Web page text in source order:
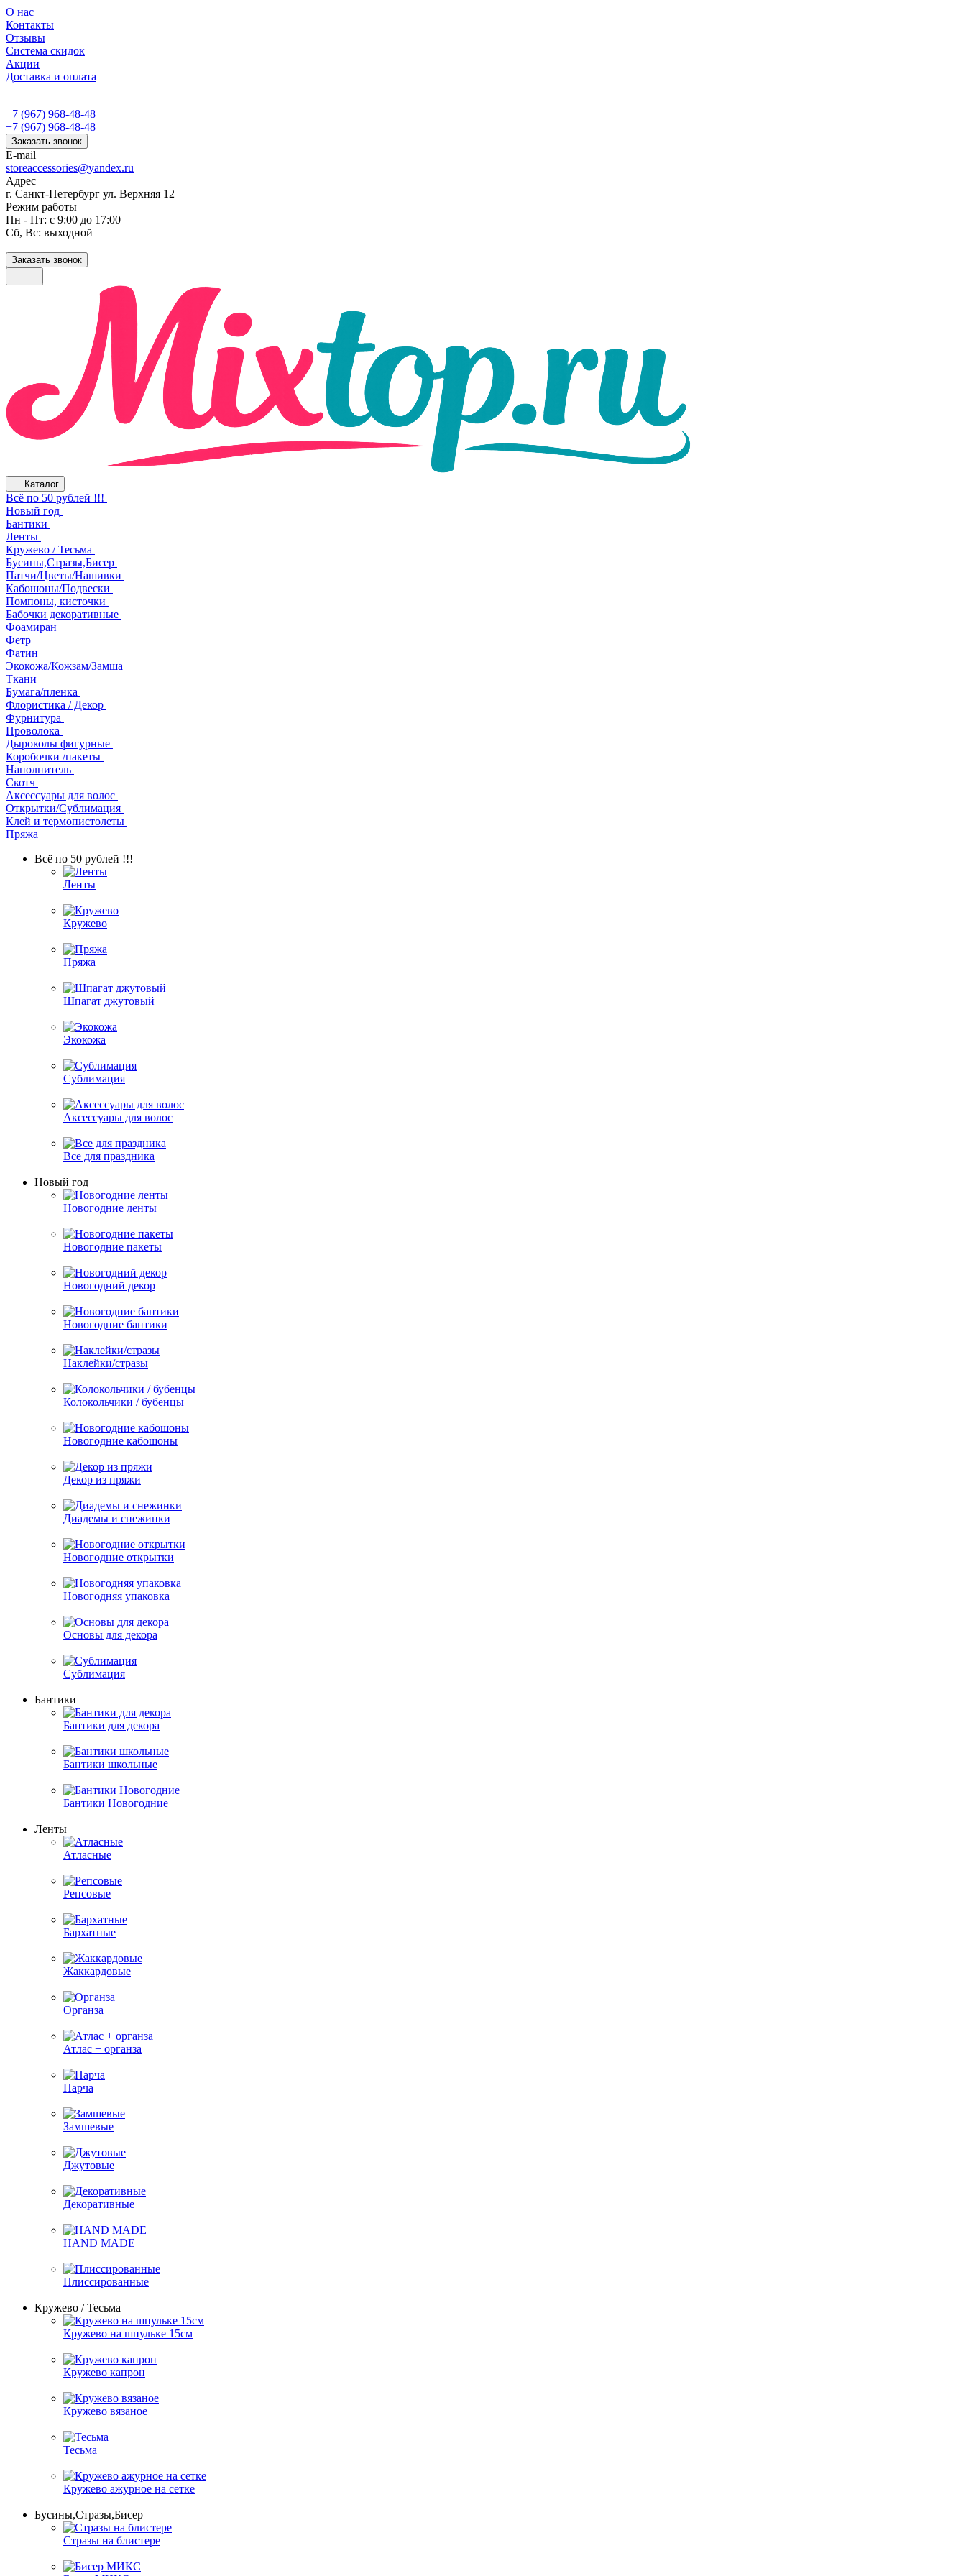
О нас
Контакты
Отзывы
Система скидок
Акции
Доставка и оплата
+7 (967) 968-48-48
+7 (967) 968-48-48
Заказать звонок
E-mail
storeaccessories@yandex.ru
Адрес
г. Санкт-Петербург ул. Верхняя 12
Режим работы
Пн - Пт: с 9:00 до 17:00
Сб, Вс: выходной
Заказать звонок
Каталог
Всё по 50 рублей !!!
Новый год
Бантики
Ленты
Кружево / Тесьма
Бусины,Стразы,Бисер
Патчи/Цветы/Нашивки
Кабошоны/Подвески
Помпоны, кисточки
Бабочки декоративные
Фоамиран
Фетр
Фатин
Экокожа/Кожзам/Замша
Ткани
Бумага/пленка
Флористика / Декор
Фурнитура
Проволока
Дыроколы фигурные
Коробочки /пакеты
Наполнитель
Скотч
Аксессуары для волос
Открытки/Сублимация
Клей и термопистолеты
Пряжа
Всё по 50 рублей !!!
Ленты
Кружево
Пряжа
Шпагат джутовый
Экокожа
Сублимация
Аксессуары для волос
Все для праздника
Новый год
Новогодние ленты
Новогодние пакеты
Новогодний декор
Новогодние бантики
Наклейки/стразы
Колокольчики / бубенцы
Новогодние кабошоны
Декор из пряжи
Диадемы и снежинки
Новогодние открытки
Новогодняя упаковка
Основы для декора
Сублимация
Бантики
Бантики для декора
Бантики школьные
Бантики Новогодние
Ленты
Атласные
Репсовые
Бархатные
Жаккардовые
Органза
Атлас + органза
Парча
Замшевые
Джутовые
Декоративные
HAND MADE
Плиссированные
Кружево / Тесьма
Кружево на шпульке 15см
Кружево капрон
Кружево вязаное
Тесьма
Кружево ажурное на сетке
Бусины,Стразы,Бисер
Стразы на блистере